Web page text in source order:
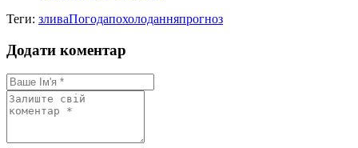
Теги: зливаПогодапохолоданняпрогноз
Додати коментар